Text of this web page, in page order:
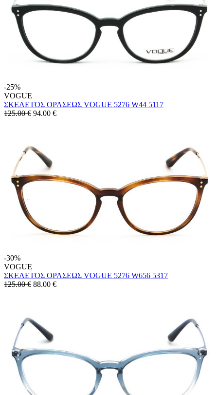
-25%
VOGUE
ΣΚΕΛΕΤΟΣ ΟΡΑΣΕΩΣ VOGUE 5276 W44 5117
125.00 € 94.00 €
-30%
VOGUE
ΣΚΕΛΕΤΟΣ ΟΡΑΣΕΩΣ VOGUE 5276 W656 5317
125.00 € 88.00 €